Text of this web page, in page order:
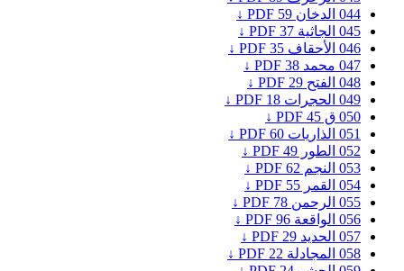
044 الدخان 59
PDF ↓
045 الجاثية 37
PDF ↓
046 الأحقاف 35
PDF ↓
047 محمد 38
PDF ↓
048 الفتح 29
PDF ↓
049 الحجرات 18
PDF ↓
050 ق 45
PDF ↓
051 الذاريات 60
PDF ↓
052 الطور 49
PDF ↓
053 النجم 62
PDF ↓
054 القمر 55
PDF ↓
055 الرحمن 78
PDF ↓
056 الواقعة 96
PDF ↓
057 الحديد 29
PDF ↓
058 المجادلة 22
PDF ↓